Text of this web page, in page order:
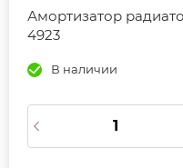
Амортизатор
4923
В наличии